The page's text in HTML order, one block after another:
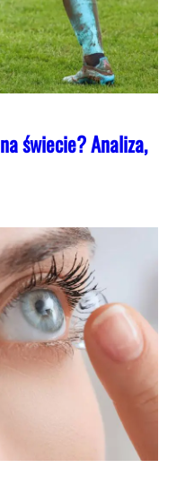
świecie? Analiza,